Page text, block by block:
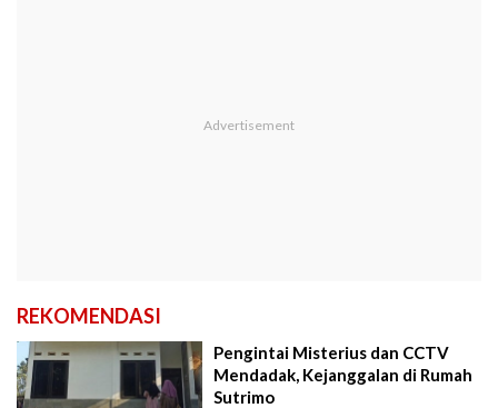
REKOMENDASI
Pengintai Misterius dan CCTV
Mendadak, Kejanggalan di Rumah
Sutrimo